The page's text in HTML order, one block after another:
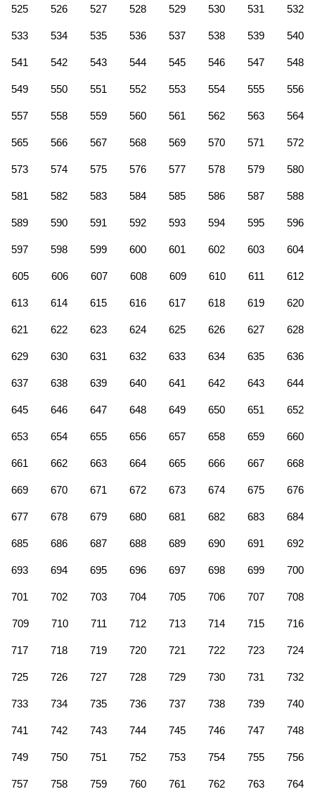
525 526 527 528 529 530 531 532
533 534 535 536 537 538 539 540
541 542 543 544 545 546 547 548
549 550 551 552 553 554 555 556
557 558 559 560 561 562 563 564
565 566 567 568 569 570 571 572
573 574 575 576 577 578 579 580
581 582 583 584 585 586 587 588
589 590 591 592 593 594 595 596
597 598 599 600 601 602 603 604
605 606 607 608 609 610 611 612
613 614 615 616 617 618 619 620
621 622 623 624 625 626 627 628
629 630 631 632 633 634 635 636
637 638 639 640 641 642 643 644
645 646 647 648 649 650 651 652
653 654 655 656 657 658 659 660
661 662 663 664 665 666 667 668
669 670 671 672 673 674 675 676
677 678 679 680 681 682 683 684
685 686 687 688 689 690 691 692
693 694 695 696 697 698 699 700
701 702 703 704 705 706 707 708
709 710 711 712 713 714 715 716
717 718 719 720 721 722 723 724
725 726 727 728 729 730 731 732
733 734 735 736 737 738 739 740
741 742 743 744 745 746 747 748
749 750 751 752 753 754 755 756
757 758 759 760 761 762 763 764